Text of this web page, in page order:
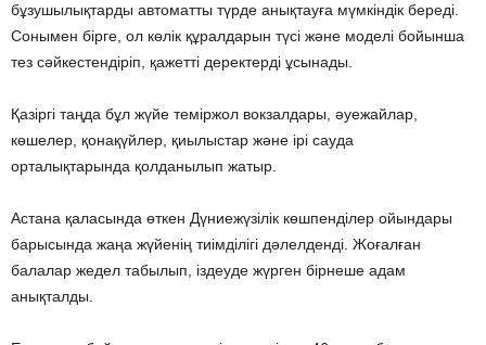
бұзушылықтарды автоматты түрде анықтауға мүмкіндік береді.
Сонымен бірге, ол көлік құралдарын түсі және моделі бойынша
тез сәйкестендіріп, қажетті деректерді ұсынады.
Қазіргі таңда бұл жүйе теміржол вокзалдары, әуежайлар,
көшелер, қонақүйлер, қиылыстар және ірі сауда
орталықтарында қолданылып жатыр.
Астана қаласында өткен Дүниежүзілік көшпенділер ойындары
барысында жаңа жүйенің тиімділігі дәлелденді. Жоғалған
балалар жедел табылып, іздеуде жүрген бірнеше адам
анықталды.